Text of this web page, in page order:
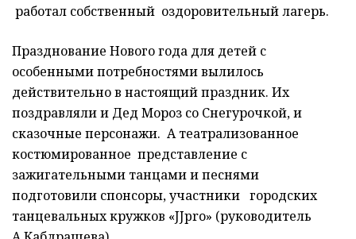
работал собственный оздоровительный лагерь.
Празднование Нового года для детей с
особенными потребностями вылилось
действительно в настоящий праздник. Их
поздравляли и Дед Мороз со Снегурочкой, и
сказочные персонажи. А театрализованное
костюмированное представление с
зажигательными танцами и песнями
подготовили спонсоры, участники городских
танцевальных кружков «JJpro» (руководитель